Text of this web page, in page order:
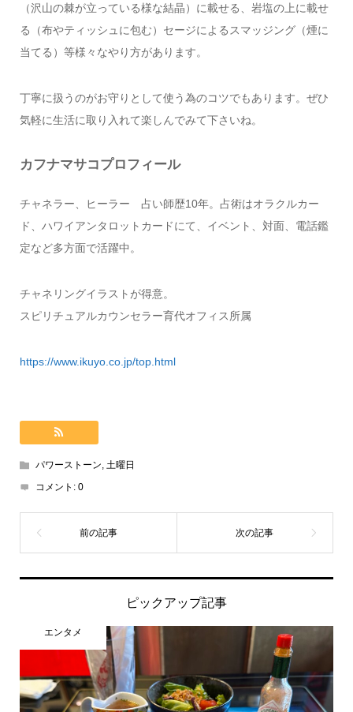
（沢山の棘が立っている様な結晶）に載せる、岩塩の上に載せ
る（布やティッシュに包む）セージによるスマッジング（煙に
当てる）等様々なやり方があります。
丁寧に扱うのがお守りとして使う為のコツでもあります。ぜひ
気軽に生活に取り入れて楽しんでみて下さいね。
カフナマサコプロフィール
チャネラー、ヒーラー 占い師歴10年。占術はオラクルカー
ド、ハワイアンタロットカードにて、イベント、対面、電話鑑
定など多方面で活躍中。
チャネリングイラストが得意。
スピリチュアルカウンセラー育代オフィス所属
https://www.ikuyo.co.jp/top.html
パワーストーン, 土曜日
コメント: 0
ピックアップ記事
エンタメ